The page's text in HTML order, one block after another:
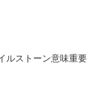
ルストーン意味重要